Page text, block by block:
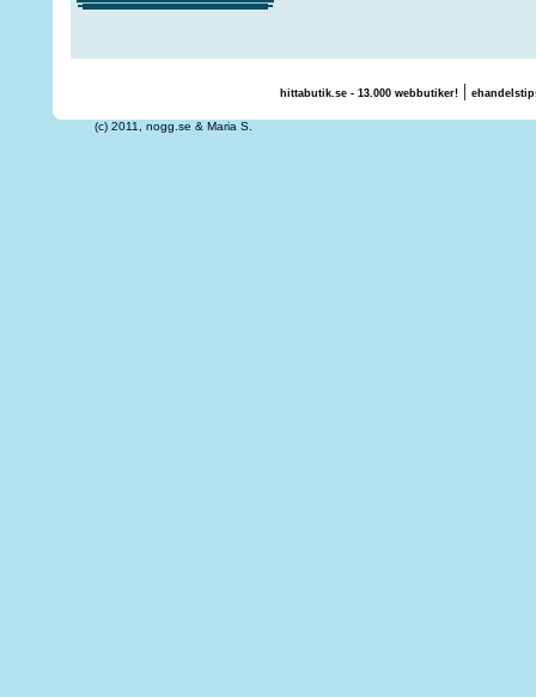
hittabutik.se - 13.000 webbutiker!|
(c) 2011, nogg.se & Maria S.